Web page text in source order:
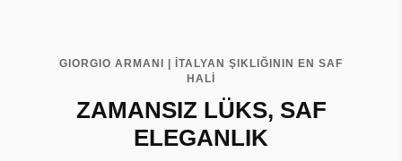
GIORGIO ARMANI | İTALYAN ŞIKLIĞININ EN SAF
HALİ
ZAMANSIZ LÜKS, SAF
ELEGANLIK